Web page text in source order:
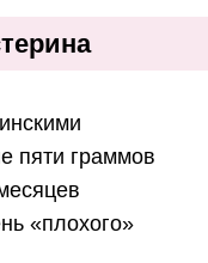
пяти граммов
«плохого»